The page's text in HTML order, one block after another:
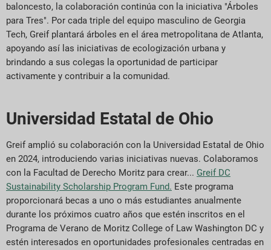
baloncesto, la colaboración continúa con la iniciativa "Árboles
para Tres". Por cada triple del equipo masculino de Georgia
Tech, Greif plantará árboles en el área metropolitana de Atlanta,
apoyando así las iniciativas de ecologización urbana y
brindando a sus colegas la oportunidad de participar
activamente y contribuir a la comunidad.
Universidad Estatal de Ohio
Greif amplió su colaboración con la Universidad Estatal de Ohio
en 2024, introduciendo varias iniciativas nuevas. Colaboramos
con la Facultad de Derecho Moritz para crear... Greif DC
Sustainability Scholarship Program Fund. Este programa
proporcionará becas a uno o más estudiantes anualmente
durante los próximos cuatro años que estén inscritos en el
Programa de Verano de Moritz College of Law Washington DC y
estén interesados en oportunidades profesionales centradas en